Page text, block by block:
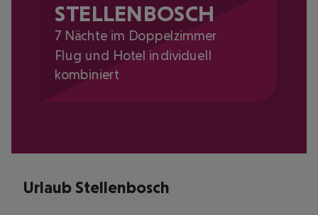
STELLENBOSCH
7 Nächte im Doppelzimmer
Flug und Hotel individuell
kombiniert
Urlaub Stellenbosch